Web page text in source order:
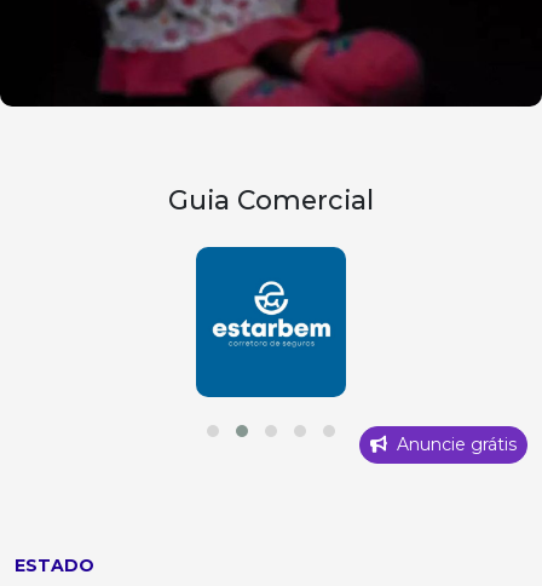
Guia Comercial
Anuncie grátis
ESTADO